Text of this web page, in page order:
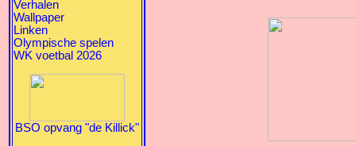
Verhalen
Wallpaper
Linken
Olympische spelen
WK voetbal 2026
BSO opvang "de Killick"